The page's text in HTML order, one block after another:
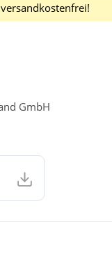
GmbH